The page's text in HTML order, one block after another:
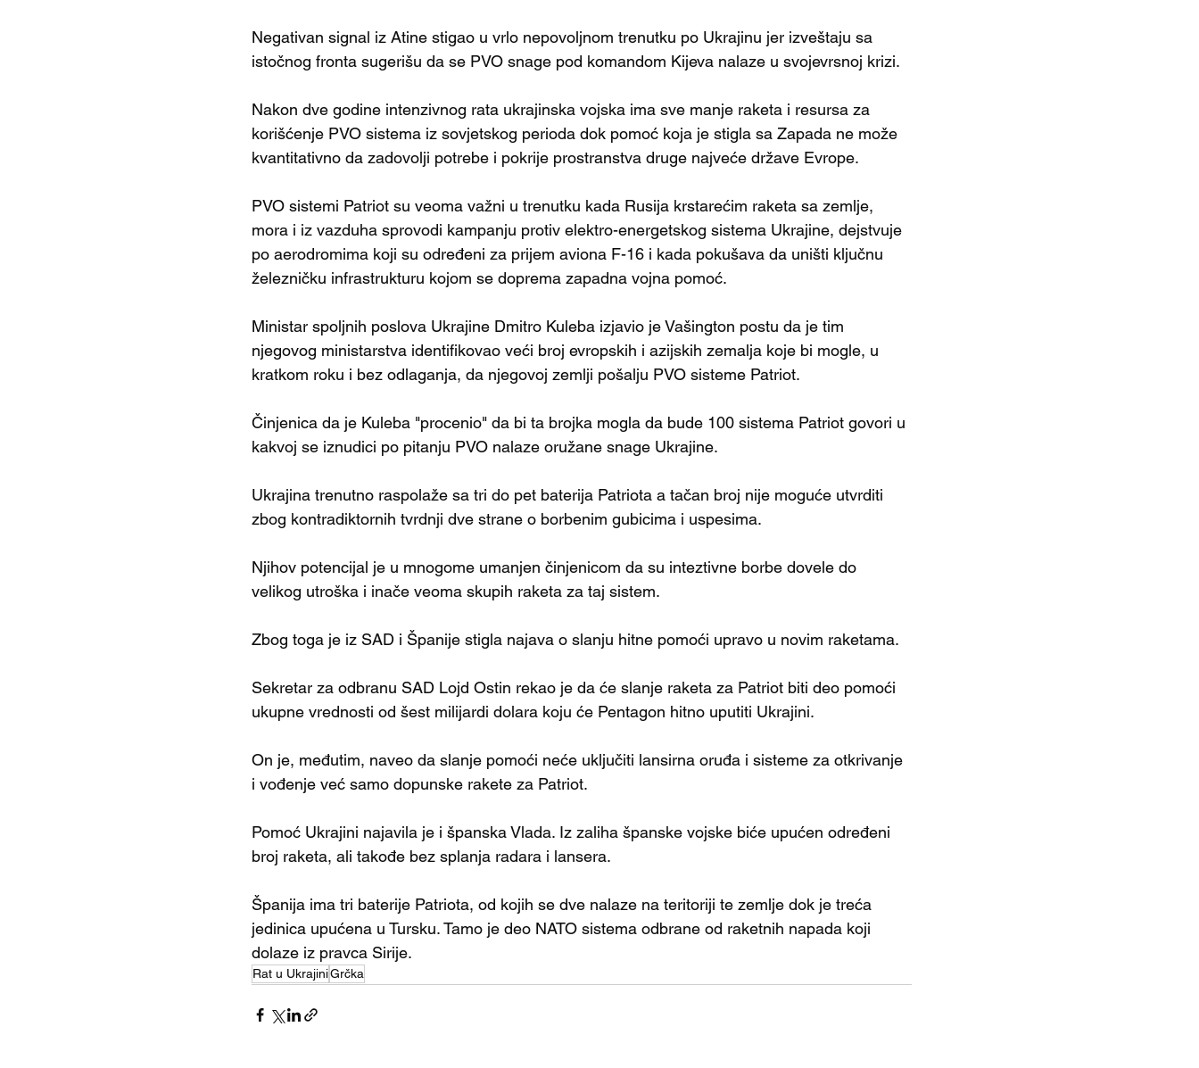
Negativan signal iz Atine stigao u vrlo nepovoljnom trenutku po Ukrajinu jer izveštaju sa
istočnog fronta sugerišu da se PVO snage pod komandom Kijeva nalaze u svojevrsnoj krizi.
Nakon dve godine intenzivnog rata ukrajinska vojska ima sve manje raketa i resursa za
korišćenje PVO sistema iz sovjetskog perioda dok pomoć koja je stigla sa Zapada ne može
kvantitativno da zadovolji potrebe i pokrije prostranstva druge najveće države Evrope.
PVO sistemi Patriot su veoma važni u trenutku kada Rusija krstarećim raketa sa zemlje,
mora i iz vazduha sprovodi kampanju protiv elektro-energetskog sistema Ukrajine, dejstvuje
po aerodromima koji su određeni za prijem aviona F-16 i kada pokušava da uništi ključnu
železničku infrastrukturu kojom se doprema zapadna vojna pomoć.
Ministar spoljnih poslova Ukrajine Dmitro Kuleba izjavio je Vašington postu da je tim
njegovog ministarstva identifikovao veći broj evropskih i azijskih zemalja koje bi mogle, u
kratkom roku i bez odlaganja, da njegovoj zemlji pošalju PVO sisteme Patriot.
Činjenica da je Kuleba "procenio" da bi ta brojka mogla da bude 100 sistema Patriot govori u
kakvoj se iznudici po pitanju PVO nalaze oružane snage Ukrajine.
Ukrajina trenutno raspolaže sa tri do pet baterija Patriota a tačan broj nije moguće utvrditi
zbog kontradiktornih tvrdnji dve strane o borbenim gubicima i uspesima.
Njihov potencijal je u mnogome umanjen činjenicom da su inteztivne borbe dovele do
velikog utroška i inače veoma skupih raketa za taj sistem.
Zbog toga je iz SAD i Španije stigla najava o slanju hitne pomoći upravo u novim raketama.
Sekretar za odbranu SAD Lojd Ostin rekao je da će slanje raketa za Patriot biti deo pomoći
ukupne vrednosti od šest milijardi dolara koju će Pentagon hitno uputiti Ukrajini.
On je, međutim, naveo da slanje pomoći neće uključiti lansirna oruđa i sisteme za otkrivanje
i vođenje već samo dopunske rakete za Patriot.
Pomoć Ukrajini najavila je i španska Vlada. Iz zaliha španske vojske biće upućen određeni
broj raketa, ali takođe bez splanja radara i lansera.
Španija ima tri baterije Patriota, od kojih se dve nalaze na teritoriji te zemlje dok je treća
jedinica upućena u Tursku. Tamo je deo NATO sistema odbrane od raketnih napada koji
dolaze iz pravca Sirije.
Rat u UkrajiniGrčka